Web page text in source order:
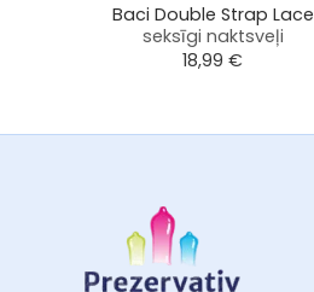
Baci Double Strap Lace
seksīgi naktsveļi
18,99 €